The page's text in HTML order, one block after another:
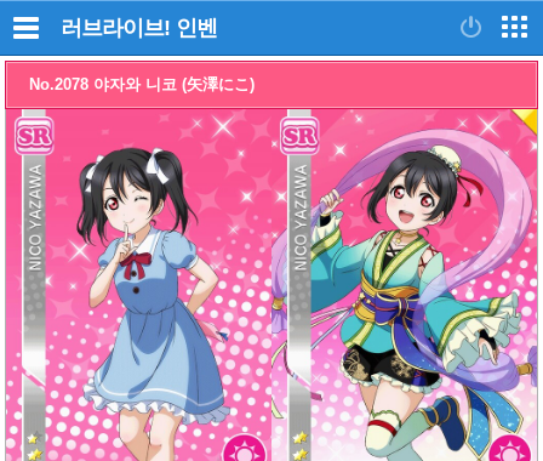
러브라이브! 인벤
No.2078 야자와 니코 (矢澤にこ)